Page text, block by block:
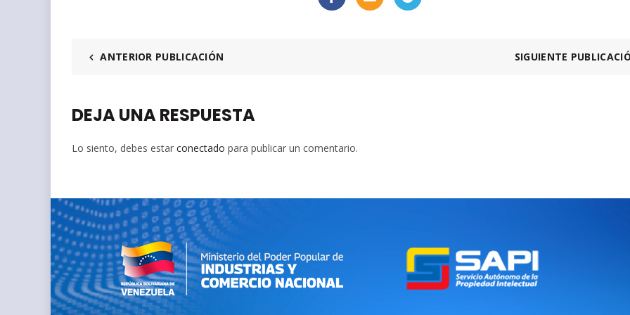
ANTERIOR PUBLICACIÓN SIGUIENTE
DEJA UNA RESPUESTA
Lo siento, debes estar conectado para publicar un comentario.